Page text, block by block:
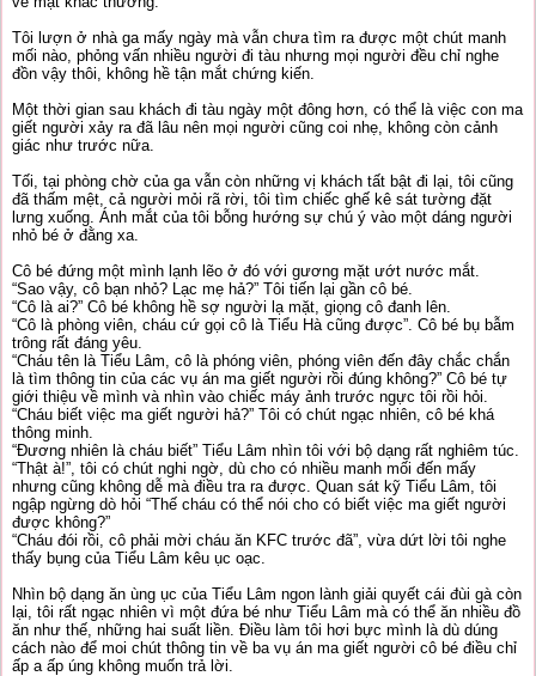
Tôi lượn ở nhà ga mấy ngày mà vẫn chưa tìm ra được một chút manh
mối nào, phỏng vấn nhiều người đi tàu nhưng mọi người đều chỉ nghe
đồn vậy thôi, không hề tận mắt chứng kiến.
Một thời gian sau khách đi tàu ngày một đông hơn, có thể là việc con ma
giết người xảy ra đã lâu nên mọi người cũng coi nhẹ, không còn cảnh
giác như trước nữa.
Tối, tại phòng chờ của ga vẫn còn những vị khách tất bật đi lại, tôi cũng
đã thấm mệt, cả người mỏi rã rời, tôi tìm chiếc ghế kê sát tường đặt
lưng xuống. Ánh mắt của tôi bỗng hướng sự chú ý vào một dáng người
nhỏ bé ở đằng xa.
Cô bé đứng một mình lạnh lẽo ở đó với gương mặt ướt nước mắt.
“Sao vậy, cô bạn nhỏ? Lạc mẹ hả?” Tôi tiến lại gần cô bé.
“Cô là ai?” Cô bé không hề sợ người lạ mặt, giọng cô đanh lên.
“Cô là phòng viên, cháu cứ gọi cô là Tiểu Hà cũng được”. Cô bé bụ bẫm
trông rất đáng yêu.
“Cháu tên là Tiểu Lâm, cô là phóng viên, phóng viên đến đây chắc chắn
là tìm thông tin của các vụ án ma giết người rồi đúng không?” Cô bé tự
giới thiệu về mình và nhìn vào chiếc máy ảnh trước ngực tôi rồi hỏi.
“Cháu biết việc ma giết người hả?” Tôi có chút ngạc nhiên, cô bé khá
thông minh.
“Đương nhiên là cháu biết” Tiểu Lâm nhìn tôi với bộ dạng rất nghiêm túc.
“Thật à!”, tôi có chút nghi ngờ, dù cho có nhiều manh mối đến mấy
nhưng cũng không dễ mà điều tra ra được. Quan sát kỹ Tiểu Lâm, tôi
ngập ngừng dò hỏi “Thế cháu có thể nói cho có biết việc ma giết người
được không?”
“Cháu đói rồi, cô phải mời cháu ăn KFC trước đã”, vừa dứt lời tôi nghe
thấy bụng của Tiểu Lâm kêu ục oạc.
Nhìn bộ dạng ăn ùng ục của Tiểu Lâm ngon lành giải quyết cái đùi gà còn
lại, tôi rất ngạc nhiên vì một đứa bé như Tiểu Lâm mà có thể ăn nhiều đồ
ăn như thế, những hai suất liền. Điều làm tôi hơi bực mình là dù dúng
cách nào để moi chút thông tin về ba vụ án ma giết người cô bé điều chỉ
ấp a ấp úng không muốn trả lời.